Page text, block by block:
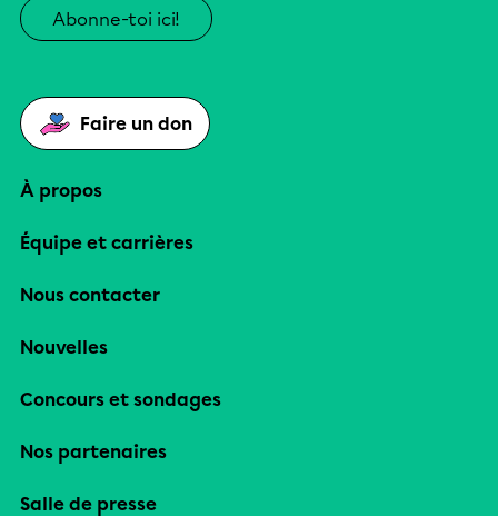
Abonne-toi ici!
Faire un don
À propos
Équipe et carrières
Nous contacter
Nouvelles
Concours et sondages
Nos partenaires
Salle de presse